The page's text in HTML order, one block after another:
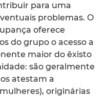
para uma
problemas. O
oferece
do grupo o acesso a
maior do êxisto
são geralmente
atestam a
originárias